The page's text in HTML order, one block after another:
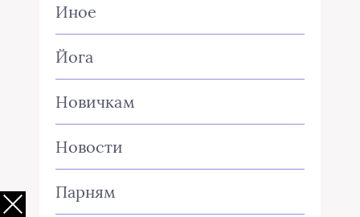
Иное
Йога
Новичкам
Новости
Парням